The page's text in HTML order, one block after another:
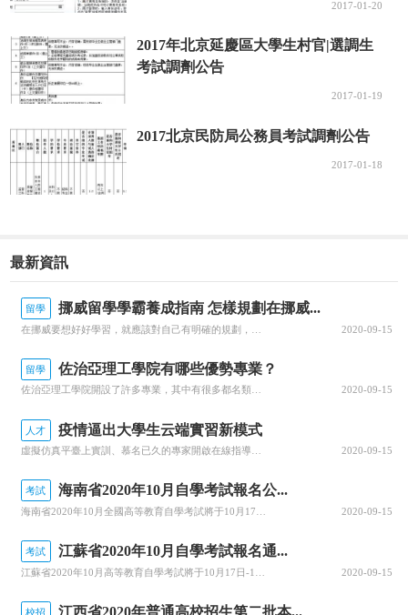
2017-01-20
2017年北京延慶區大學生村官|選調生
考試調劑公告
2017-01-19
2017北京民防局公務員考試調劑公告
2017-01-18
最新資訊
留學 挪威留學學霸養成指南 怎樣規劃在挪威...
2020-09-15
留學 佐治亞理工學院有哪些優勢專業？
2020-09-15
人才 疫情逼出大學生云端實習新模式
2020-09-15
考試 海南省2020年10月自學考試報名公...
2020-09-15
考試 江蘇省2020年10月自學考試報名通...
2020-09-15
校招 江西省2020年普通高校招生第二批本...